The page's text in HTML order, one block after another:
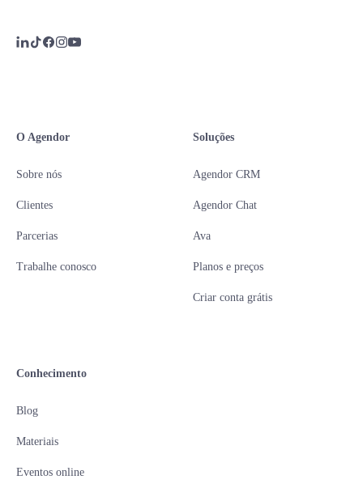
O Agendor
Sobre nós
Clientes
Parcerias
Trabalhe conosco
Soluções
Agendor CRM
Agendor Chat
Ava
Planos e preços
Criar conta grátis
Conhecimento
Blog
Materiais
Eventos online